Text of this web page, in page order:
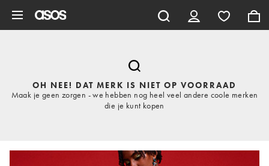
OH NEE! DAT MERK IS NIET OP VOORRAAD
Maak je geen zorgen - we hebben nog heel veel andere coole merken
die je kunt kopen